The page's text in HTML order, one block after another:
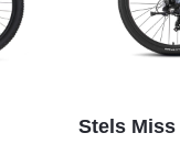
Stels Miss